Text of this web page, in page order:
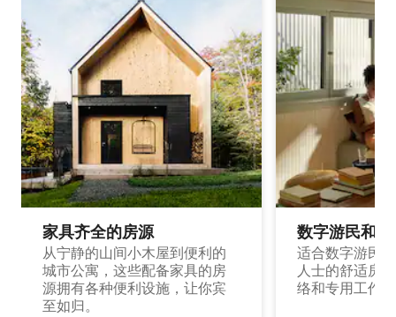
家具齐全的房源
从宁静的山间小木屋到便利的
城市公寓，这些配备家具的房
源拥有各种便利设施，让你宾
至如归。
数字游民和
适合数字游民
人士的舒适房
络和专用工作